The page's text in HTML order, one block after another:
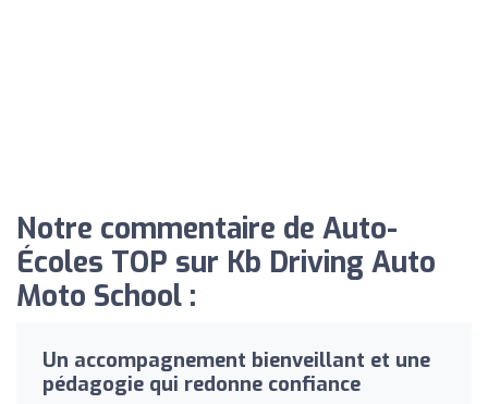
Notre commentaire de Auto-
Écoles TOP sur Kb Driving Auto
Moto School :
Un accompagnement bienveillant et une
pédagogie qui redonne confiance